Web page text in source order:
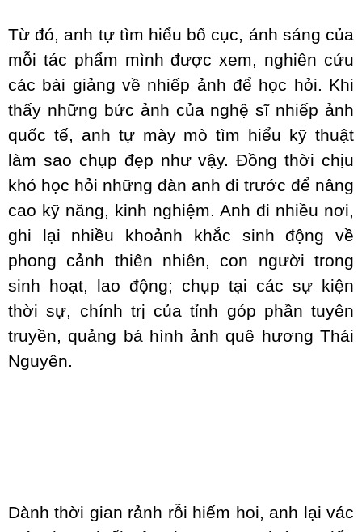
Từ đó, anh tự tìm hiểu bố cục, ánh sáng của
mỗi tác phẩm mình được xem, nghiên cứu
các bài giảng về nhiếp ảnh để học hỏi. Khi
thấy những bức ảnh của nghệ sĩ nhiếp ảnh
quốc tế, anh tự mày mò tìm hiểu kỹ thuật
làm sao chụp đẹp như vậy. Đồng thời chịu
khó học hỏi những đàn anh đi trước để nâng
cao kỹ năng, kinh nghiệm. Anh đi nhiều nơi,
ghi lại nhiều khoảnh khắc sinh động về
phong cảnh thiên nhiên, con người trong
sinh hoạt, lao động; chụp tại các sự kiện
thời sự, chính trị của tỉnh góp phần tuyên
truyền, quảng bá hình ảnh quê hương Thái
Nguyên.
Dành thời gian rảnh rỗi hiếm hoi, anh lại vác